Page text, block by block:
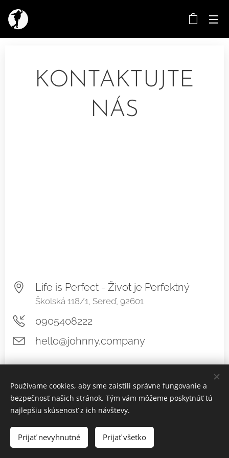
KONTAKTUJTE
NÁS
Life is Perfect - Život je Perfektný
Školská 118/1, Sereď, 92601
0905408222
hello@johnny.company
www.lifeisperfect.sk Cookies
Používame cookies, aby sme zaistili správne fungovanie a
bezpečnosť našich stránok. Tým vám môžeme poskytnúť tú
najlepšiu skúsenosť z ich návštevy.
Prijať nevyhnutné Prijať všetko